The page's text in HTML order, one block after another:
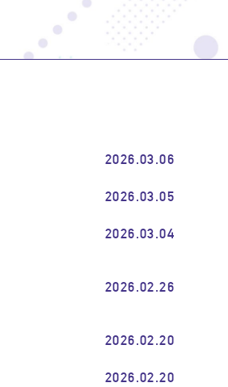
2026.03.06
2026.03.05
2026.03.04
2026.02.26
2026.02.20
2026.02.20